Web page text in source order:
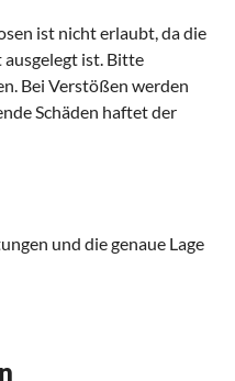
ist nicht erlaubt, da die
ist. Bitte
Bei Verstößen werden
Schäden haftet der
und die genaue Lage